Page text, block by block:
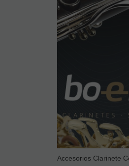
Accesorios Clarinete